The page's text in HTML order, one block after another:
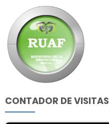
CONTADOR DE VISITAS